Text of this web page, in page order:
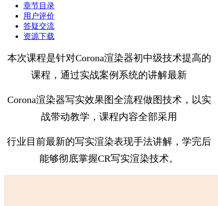
章节目录
用户评价
答疑交流
资源下载
本次课程是针对Corona渲染器初中级技术提高的
课程，通过实战案例系统的讲解最新
Corona渲染器写实效果图全流程做图技术，以实
战带动教学，课程内容全部采用
行业目前最新的写实渲染表现手法讲解，学完后
能够彻底掌握CR写实渲染技术。